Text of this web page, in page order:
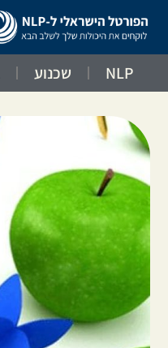
NLP שכנוע